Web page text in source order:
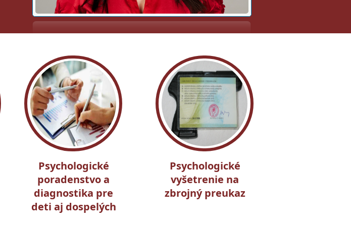
Psychologické
poradenstvo a
diagnostika pre
deti aj dospelých
Psychologické
vyšetrenie na
zbrojný preukaz